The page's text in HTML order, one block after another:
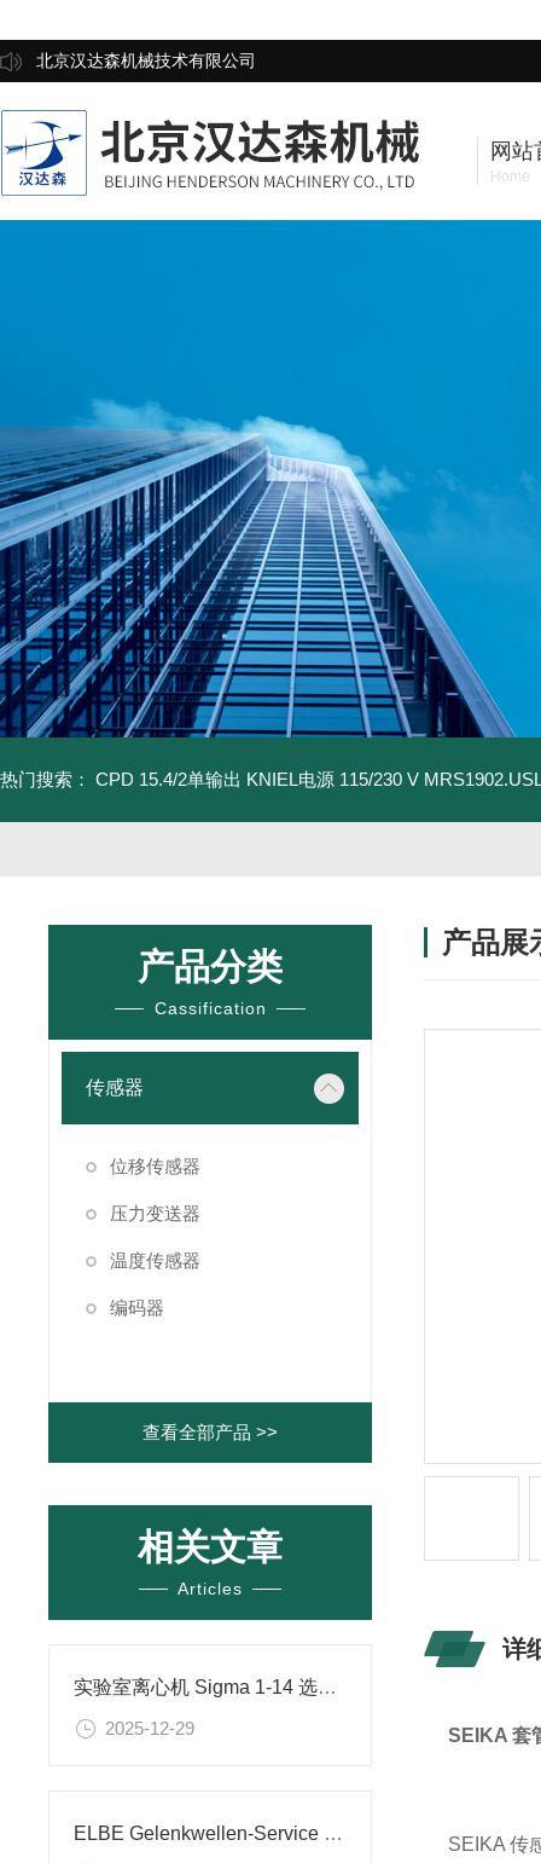
北京汉达森机械技术有限公司
网站
Home
热门搜索： CPD 15.4/2单输出 KNIEL电源 115/230 V
产品分类
Cassification
传感器
位移传感器
压力变送器
温度传感器
编码器
查看全部产品 >>
相关文章
Articles
实验室离心机 Sigma 1-14 选型建议
2025-12-29
ELBE Gelenkwellen-Service GmbH常见系列有哪些
产品展
详
SEIKA 套
SEIKA 传